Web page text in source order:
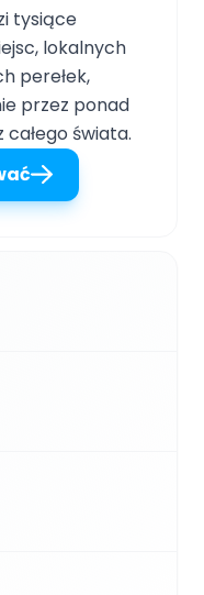
tysiące
lokalnych
perełek,
przez ponad
całego świata.